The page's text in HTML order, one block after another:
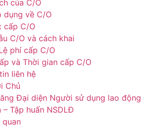
của C/O
dụng về C/O
cấp C/O
C/O và cách khai
phí cấp C/O
và Thời gian cấp C/O
liên hệ
Chủ
Đại diện Người sử dụng lao động
– Tập huấn NSDLĐ
quan